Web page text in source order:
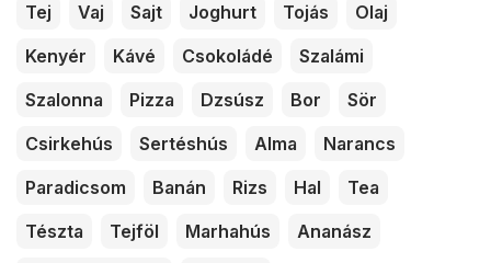
Tej Vaj Sajt Joghurt Tojás
Olaj
Kenyér
Kávé Csokoládé
Szalámi
Szalonna
Pizza Dzsúsz Bor
Sör
Csirkehús
Sertéshús Alma
Narancs
Paradicsom
Banán Rizs Hal
Tea
Tészta
Tejföl Marhahús
Ananász